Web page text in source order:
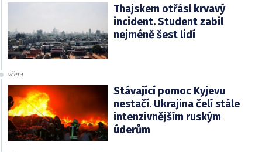
Thajskem otřásl krvavý
incident. Student zabil
nejméně šest lidí
včera
Stávající pomoc Kyjevu
nestačí. Ukrajina čelí stále
intenzivnějším ruským
úderům